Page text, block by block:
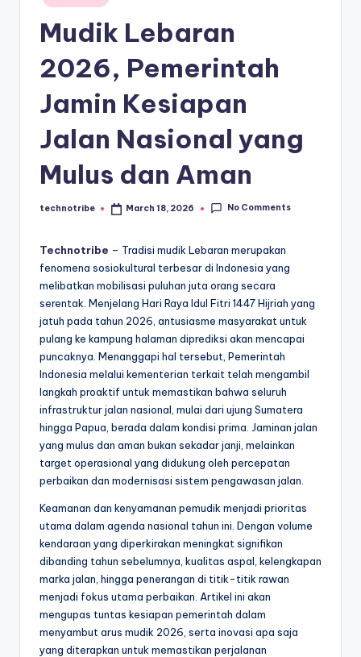
m
In
A
ekonomi
Indonesia
secara
cepat,
akurat,
dan
terpercaya.
in
Mudik Lebaran
2026, Pemerintah
Jamin Kesiapan
Jalan Nasional yang
Mulus dan Aman
Posted
technotribe March 18, 2026 No Comments
Technotribe – Tradisi mudik Lebaran merupakan
fenomena sosiokultural terbesar di Indonesia yang
melibatkan mobilisasi puluhan juta orang secara
serentak. Menjelang Hari Raya Idul Fitri 1447 Hijriah yang
jatuh pada tahun 2026, antusiasme masyarakat untuk
pulang ke kampung halaman diprediksi akan mencapai
puncaknya. Menanggapi hal tersebut, Pemerintah
Indonesia melalui kementerian terkait telah mengambil
langkah proaktif untuk memastikan bahwa seluruh
infrastruktur jalan nasional, mulai dari ujung Sumatera
hingga Papua, berada dalam kondisi prima. Jaminan jalan
yang mulus dan aman bukan sekadar janji, melainkan
target operasional yang didukung oleh percepatan
perbaikan dan modernisasi sistem pengawasan jalan.
Keamanan dan kenyamanan pemudik menjadi prioritas
utama dalam agenda nasional tahun ini. Dengan volume
kendaraan yang diperkirakan meningkat signifikan
dibanding tahun sebelumnya, kualitas aspal, kelengkapan
marka jalan, hingga penerangan di titik-titik rawan
menjadi fokus utama perbaikan. Artikel ini akan
mengupas tuntas kesiapan pemerintah dalam
menyambut arus mudik 2026, serta inovasi apa saja
yang diterapkan untuk memastikan perjalanan